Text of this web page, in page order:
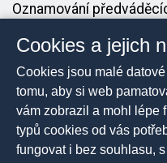
Oznamování
PRO MÉDIA
Tiskové zprávy
Kontakt pro média
Cookies a jejich
Cookies jsou malé
tomu, aby si web
vám zobrazil a mohl lépe
typů cookies od vás
fungovat i bez souhlasu,